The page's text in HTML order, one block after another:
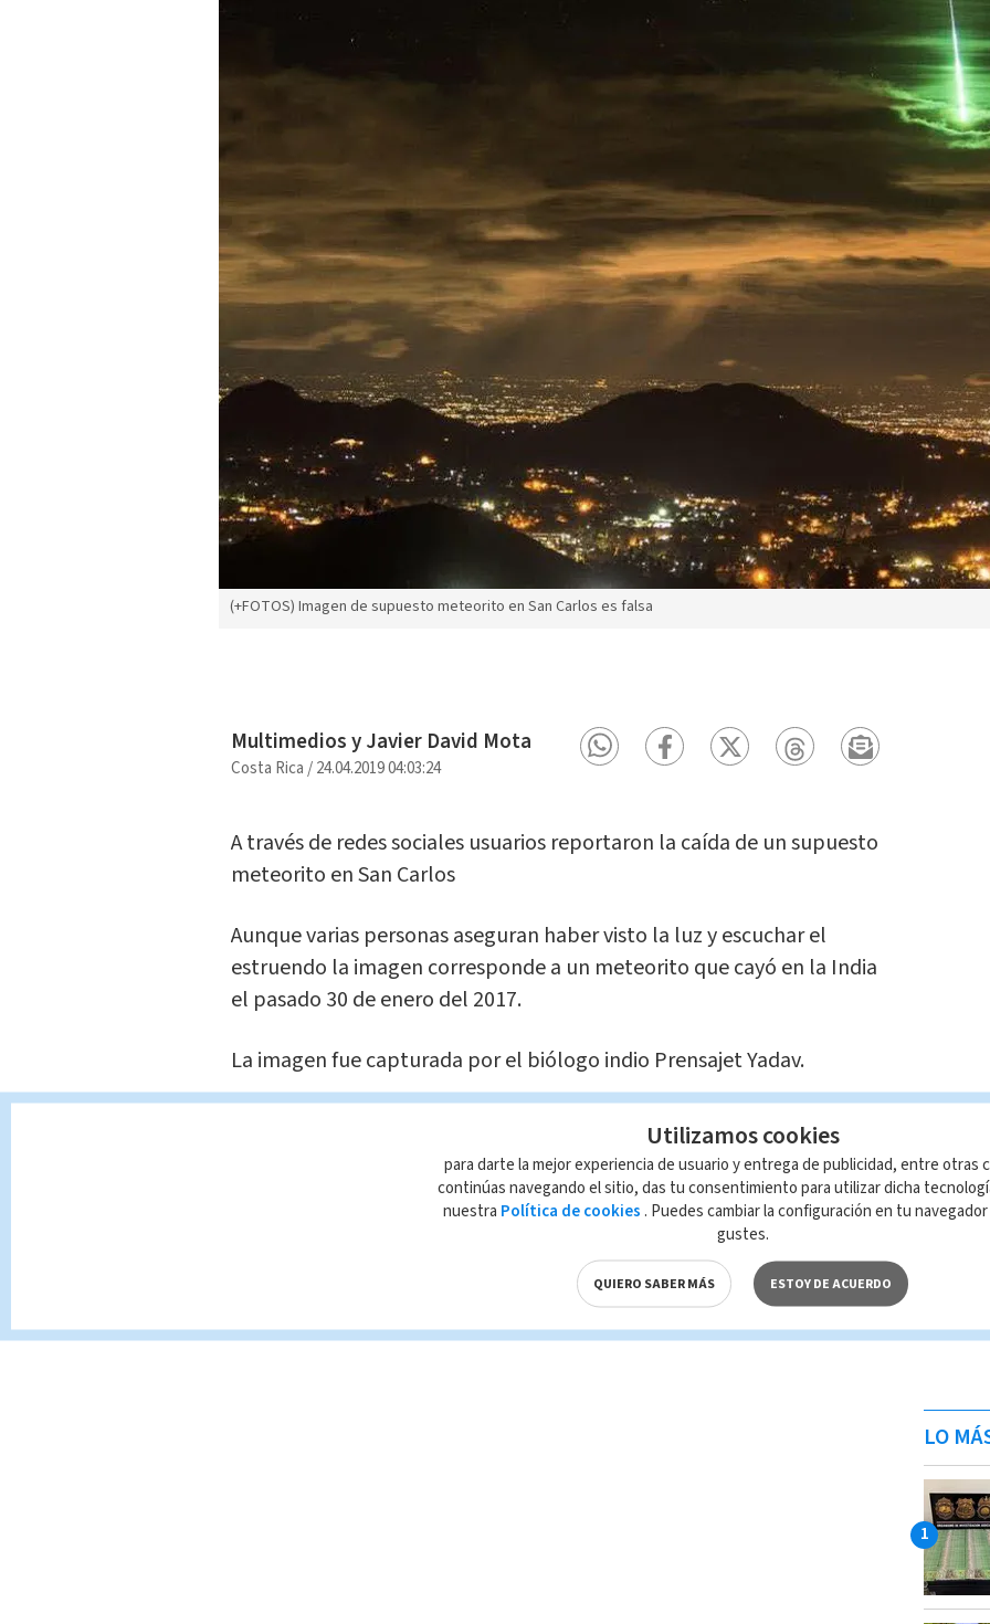
(+FOTOS) Imagen de supuesto meteorito en San Carlos es falsa
Multimedios y Javier David Mota
Costa Rica/24.04.2019 04:03:24
A través de redes sociales usuarios reportaron la caída de un supuesto
meteorito en San Carlos
Aunque varias personas aseguran haber visto la luz y escuchar el
estruendo la imagen corresponde a un meteorito que cayó en la India
el pasado 30 de enero del 2017.
La imagen fue capturada por el biólogo indio Prensajet Yadav.
Queda prohibida la reproducción total o parcial del contenido de esta página, mismo
que es propiedad de TELEDIARIO; su reproducción no autorizada constituye una
infracción y un delito de conformidad con las leyes aplicables.
LO
Utilizamos cookies
para darte la mejor experiencia de usuario y entrega de publicidad, entre otras
continúas navegando el sitio, das tu consentimiento para utilizar dicha
nuestra Política de cookies . Puedes cambiar la configuración en tu
gustes.
QUIERO SABER MÁS ESTOY DE ACUERDO